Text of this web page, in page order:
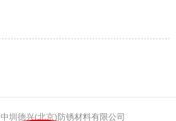
中圳德兴(北京)防锈材料有限公司